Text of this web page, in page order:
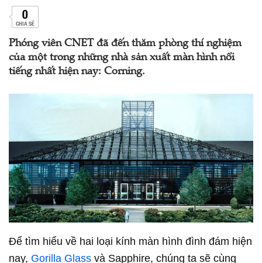
0
CHIA SẺ
Phóng viên CNET đã đến thăm phòng thí nghiệm
của một trong những nhà sản xuất màn hình nổi
tiếng nhất hiện nay: Corning.
Để tìm hiểu về hai loại kính màn hình đình đám hiện
nay, Gorilla Glass và Sapphire, chúng ta sẽ cùng